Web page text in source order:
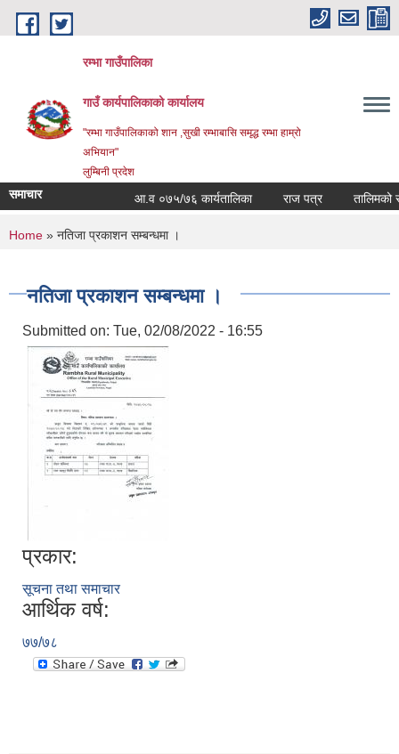
Skip to main content
रम्भा गाउँपालिका
गाउँ कार्यपालिकाको कार्यालय
"रम्भा गाउँपालिकाको शान ,सुखी रम्भाबासि समृद्ध रम्भा हाम्रो
अभियान"
लुम्बिनी प्रदेश
समाचार आ.व ०७५/७६ कार्यतालिका राज पत्र तालिमको
You are here
Home » नतिजा प्रकाशन सम्बन्धमा ।
नतिजा प्रकाशन सम्बन्धमा ।
Submitted on: Tue, 02/08/2022 - 16:55
प्रकार:
सूचना तथा समाचार
आर्थिक वर्ष:
७७/७८